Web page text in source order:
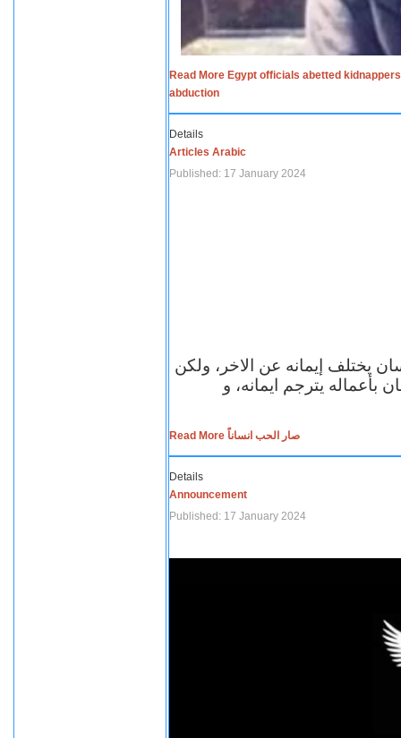
Read More Egypt officials abetted
abduction
Details
Articles Arabic
Published: 17 January 2024
يختلف إيمانه عن الاخر، ولكن
بأعماله يترجم ايمانه، و
Read More صار الحب انساناً
Details
Announcement
Published: 17 January 2024